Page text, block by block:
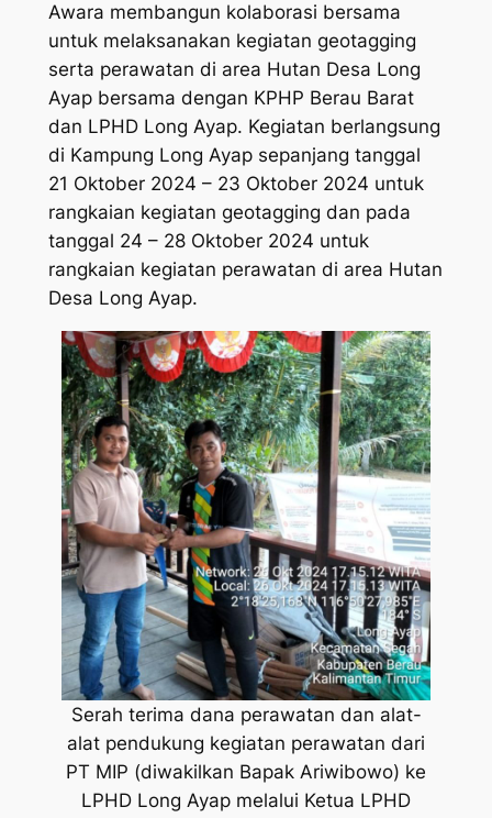
Awara membangun kolaborasi bersama
untuk melaksanakan kegiatan geotagging
serta perawatan di area Hutan Desa Long
Ayap bersama dengan KPHP Berau Barat
dan LPHD Long Ayap. Kegiatan berlangsung
di Kampung Long Ayap sepanjang tanggal
21 Oktober 2024 – 23 Oktober 2024 untuk
rangkaian kegiatan geotagging dan pada
tanggal 24 – 28 Oktober 2024 untuk
rangkaian kegiatan perawatan di area Hutan
Desa Long Ayap.
Serah terima dana perawatan dan alat-
alat pendukung kegiatan perawatan dari
PT MIP (diwakilkan Bapak Ariwibowo) ke
LPHD Long Ayap melalui Ketua LPHD